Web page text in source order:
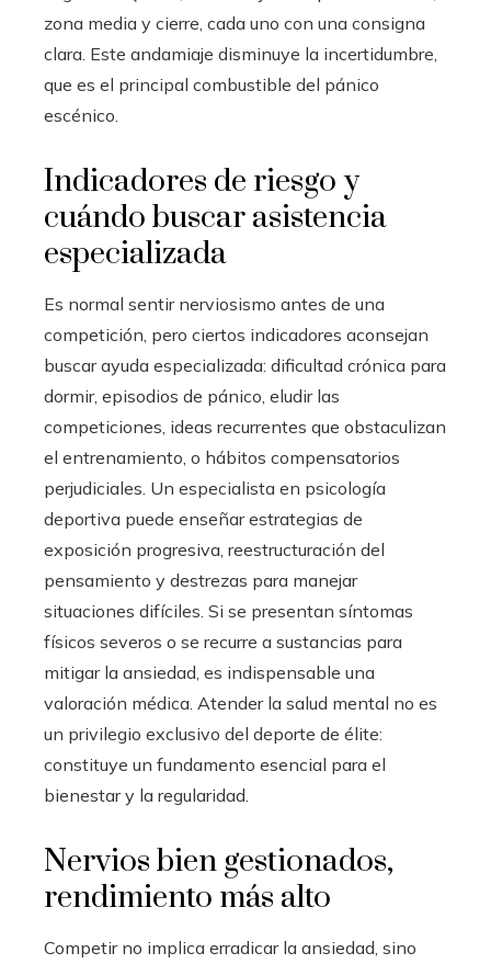
zona media y cierre, cada uno con una consigna
clara. Este andamiaje disminuye la incertidumbre,
que es el principal combustible del pánico
escénico.
Indicadores de riesgo y
cuándo buscar asistencia
especializada
Es normal sentir nerviosismo antes de una
competición, pero ciertos indicadores aconsejan
buscar ayuda especializada: dificultad crónica para
dormir, episodios de pánico, eludir las
competiciones, ideas recurrentes que obstaculizan
el entrenamiento, o hábitos compensatorios
perjudiciales. Un especialista en psicología
deportiva puede enseñar estrategias de
exposición progresiva, reestructuración del
pensamiento y destrezas para manejar
situaciones difíciles. Si se presentan síntomas
físicos severos o se recurre a sustancias para
mitigar la ansiedad, es indispensable una
valoración médica. Atender la salud mental no es
un privilegio exclusivo del deporte de élite:
constituye un fundamento esencial para el
bienestar y la regularidad.
Nervios bien gestionados,
rendimiento más alto
Competir no implica erradicar la ansiedad, sino